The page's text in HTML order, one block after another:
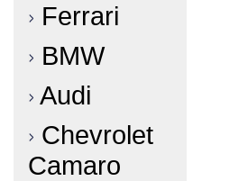
Ferrari
BMW
Audi
Chevrolet
Camaro